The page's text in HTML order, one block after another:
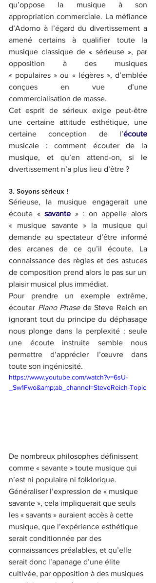
qu’oppose la musique à son
appropriation commerciale. La méfiance
d’Adorno à l’égard du divertissement a
amené certains à qualifier toute la
musique classique de « sérieuse », par
opposition à des musiques
« populaires » ou « légères », d’emblée
conçues en vue d’une
commercialisation de masse.
Cet esprit de sérieux exige peut-être
une certaine attitude esthétique, une
certaine conception de l’écoute
musicale : comment écouter de la
musique, et qu’en attend-on, si le
divertissement n’a plus lieu d’être ?
3. Soyons sérieux !
Sérieuse, la musique engagerait une
écoute « savante » : on appelle alors
« musique savante » la musique qui
demande au spectateur d’être informé
des arcanes de ce qu’il écoute. La
connaissance des règles et des astuces
de composition prend alors le pas sur un
plaisir musical plus immédiat.
Pour prendre un exemple extrême,
écouter Piano Phase de Steve Reich en
ignorant tout du principe du déphasage
nous plonge dans la perplexité : seule
une écoute instruite semble nous
permettre d’apprécier l’œuvre dans
toute son ingéniosité.
https://www.youtube.com/watch?v=6sU-
_Sw1Fwo&amp;ab_channel=SteveReich-Topic
De nombreux philosophes définissent
comme « savante » toute musique qui
n’est ni populaire ni folklorique.
Généraliser l’expression de « musique
savante », cela impliquerait que seuls
les « savants » auraient accès à cette
musique, que l’expérience esthétique
serait conditionnée par des
connaissances préalables, et qu’elle
serait donc l’apanage d’une élite
cultivée, par opposition à des musiques